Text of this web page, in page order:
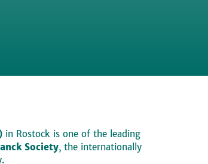
in Rostock is one of the leading
Society, the internationally